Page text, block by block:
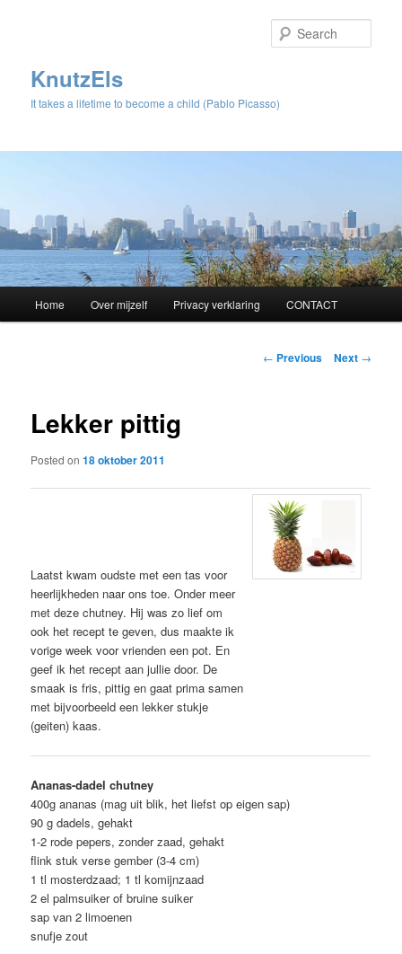
KnutzEls
It takes a lifetime to become a child (Pablo Picasso)
Skip
content
Home Over mijzelf Privacy verklaring CONTACT
Post
← Previous Next →
Lekker pittig
Posted on18 oktober 2011
Laatst kwam oudste met een tas voor
heerlijkheden naar ons toe. Onder meer
met deze chutney. Hij was zo lief om
ook het recept te geven, dus maakte ik
vorige week voor vrienden een pot. En
geef ik het recept aan jullie door. De
smaak is fris, pittig en gaat prima samen
met bijvoorbeeld een lekker stukje
(geiten) kaas.
Ananas-dadel chutney
400g ananas (mag uit blik, het liefst op eigen sap)
90 g dadels, gehakt
1-2 rode pepers, zonder zaad, gehakt
flink stuk verse gember (3-4 cm)
1 tl mosterdzaad; 1 tl komijnzaad
2 el palmsuiker of bruine suiker
sap van 2 limoenen
snufje zout